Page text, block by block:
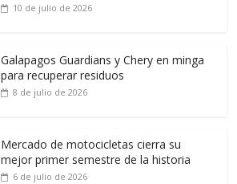
10 de julio de 2026
Galapagos Guardians y Chery en minga
para recuperar residuos
8 de julio de 2026
Mercado de motocicletas cierra su
mejor primer semestre de la historia
6 de julio de 2026